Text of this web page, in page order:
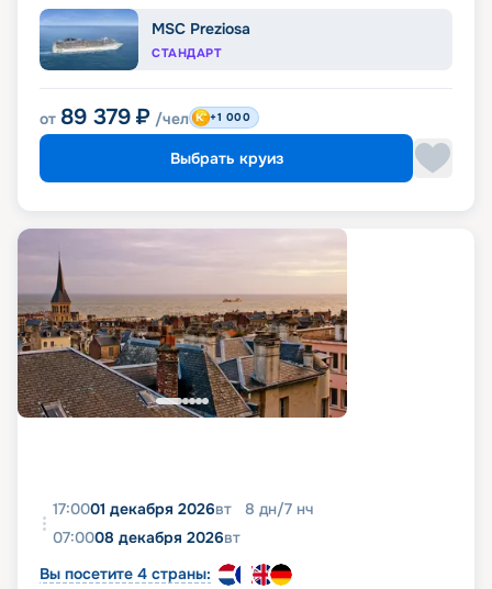
MSC Preziosa
СТАНДАРТ
от 89 379 ₽ /чел +1 000
Выбрать круиз
17:0001 декабря 2026вт 8 дн/7 нч
07:0008 декабря 2026вт
Вы посетите 4 страны: